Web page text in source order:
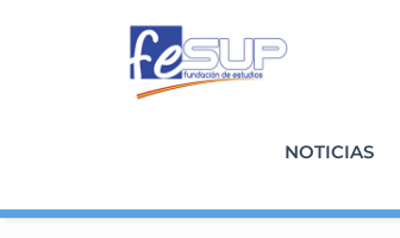
NOTICIAS